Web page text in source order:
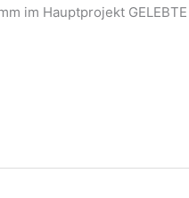
im Hauptprojekt GELEBTE